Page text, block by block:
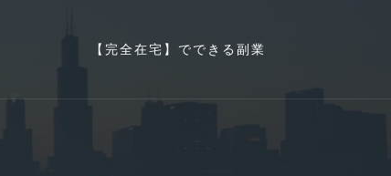
【完全在宅】でできる副業